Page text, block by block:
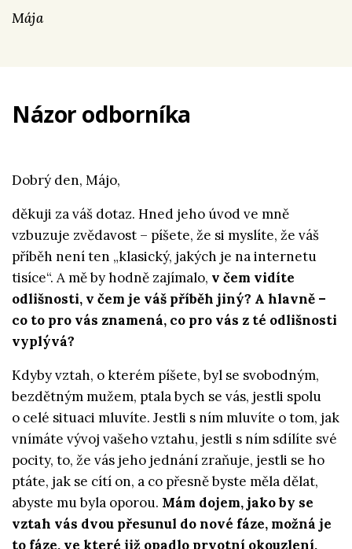
Mája
Názor odborníka
Dobrý den, Májo,
děkuji za váš dotaz. Hned jeho úvod ve mně
vzbuzuje zvědavost – píšete, že si myslíte, že váš
příběh není ten „klasický, jakých je na internetu
tisíce“. A mě by hodně zajímalo, v čem vidíte
odlišnosti, v čem je váš příběh jiný? A hlavně –
co to pro vás znamená, co pro vás z té odlišnosti
vyplývá?
Kdyby vztah, o kterém píšete, byl se svobodným,
bezdětným mužem, ptala bych se vás, jestli spolu
o celé situaci mluvíte. Jestli s ním mluvíte o tom, jak
vnímáte vývoj vašeho vztahu, jestli s ním sdílíte své
pocity, to, že vás jeho jednání zraňuje, jestli se ho
ptáte, jak se cítí on, a co přesně byste měla dělat,
abyste mu byla oporou. Mám dojem, jako by se
vztah vás dvou přesunul do nové fáze, možná je
to fáze, ve které již opadlo prvotní okouzlení,